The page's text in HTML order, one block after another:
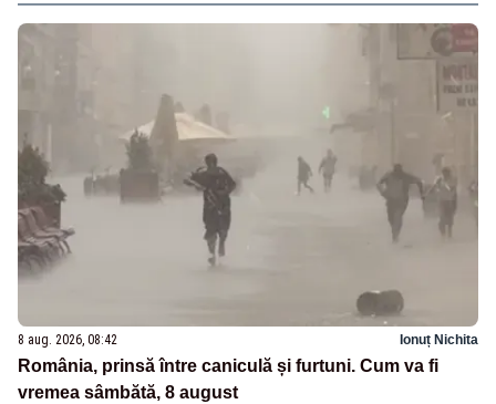
8 aug. 2026, 08:42 Ionuț Nichita
România, prinsă între caniculă și furtuni. Cum va fi
vremea sâmbătă, 8 august